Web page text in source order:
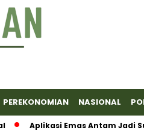
PEREKONOMIAN NASIONAL
Aplikasi Emas Antam Jadi